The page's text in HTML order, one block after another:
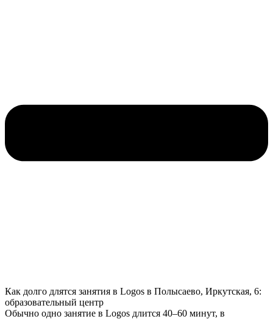
Как долго длятся занятия в Logos в Полысаево, Иркутская, 6:
образовательный центр
Обычно одно занятие в Logos длится 40–60 минут, в